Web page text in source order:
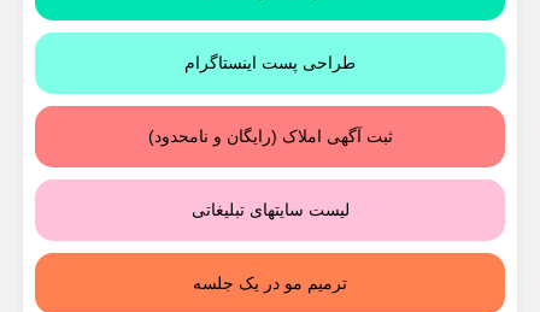
طراحی پست اینستاگرام
ثبت آگهی املاک (رایگان و نامحدود)
لیست سایتهای تبلیغاتی
ترمیم مو در یک جلسه